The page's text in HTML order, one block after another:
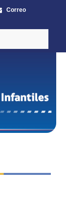
Correo